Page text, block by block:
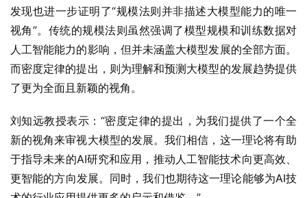
发现也进一步证明了“规模法则并非描述大模型能力的唯一
视角”。传统的规模法则虽然强调了模型规模和训练数据对
人工智能能力的影响，但并未涵盖大模型发展的全部方面。
而密度定律的提出，则为理解和预测大模型的发展趋势提供
了更为全面且新颖的视角。
刘知远教授表示：“密度定律的提出，为我们提供了一个全
新的视角来审视大模型的发展。我们相信，这一理论将有助
于指导未来的AI研究和应用，推动人工智能技术向更高效、
更智能的方向发展。同时，我们也期待这一理论能够为AI技